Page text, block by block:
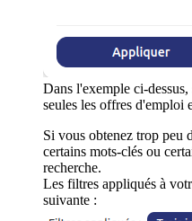
Dans l'exemple ci-
seules les offres d'emploi
Si vous obtenez trop peu
certains mots-clés ou
recherche.
Les filtres appliqués à
suivante :